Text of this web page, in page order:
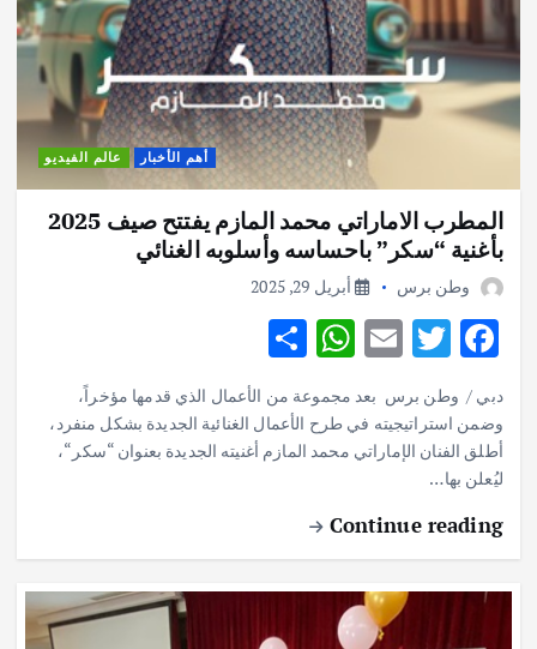
أهم الأخبار عالم الفيديو
المطرب الاماراتي محمد المازم يفتتح صيف 2025
بأغنية “سكر” باحساسه وأسلوبه الغنائي
وطن برس أبريل 29, 2025
F
ac
e
b
o
o
k
T
w
it
te
E
m
ai
l
W
h
at
s
p
p
h
ar
e
دبي / وطن برس بعد مجموعة من الأعمال الذي قدمها مؤخراً،
وضمن استراتيجيته في طرح الأعمال الغنائية الجديدة بشكل منفرد،
أطلق الفنان الإماراتي محمد المازم أغنيته الجديدة بعنوان “سكر“،
ليُعلن بها…
Continue reading